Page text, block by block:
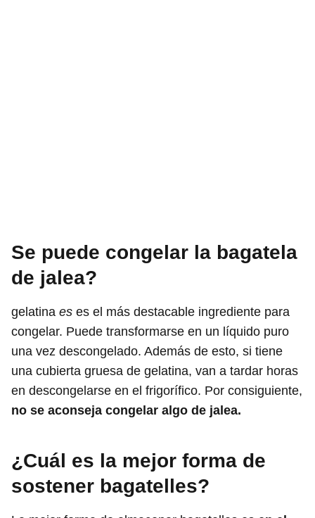
Se puede congelar la bagatela
de jalea?
gelatina es es el más destacable ingrediente para
congelar. Puede transformarse en un líquido puro
una vez descongelado. Además de esto, si tiene
una cubierta gruesa de gelatina, van a tardar horas
en descongelarse en el frigorífico. Por consiguiente,
no se aconseja congelar algo de jalea.
¿Cuál es la mejor forma de
sostener bagatelles?